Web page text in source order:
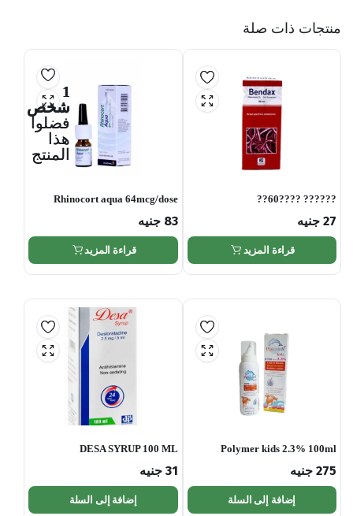
منتجات ذات صلة
?????? ????60??
27 جنيه
قراءة المزيد
1
شخص
فضلوا
هذا
المنتج
Rhinocort aqua 64mcg/dose
83 جنيه
قراءة المزيد
Polymer kids 2.3% 100ml
275 جنيه
إضافة إلى السلة
DESA SYRUP 100 ML
31 جنيه
إضافة إلى السلة